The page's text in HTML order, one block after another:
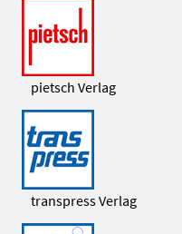
pietsch Verlag
transpress Verlag